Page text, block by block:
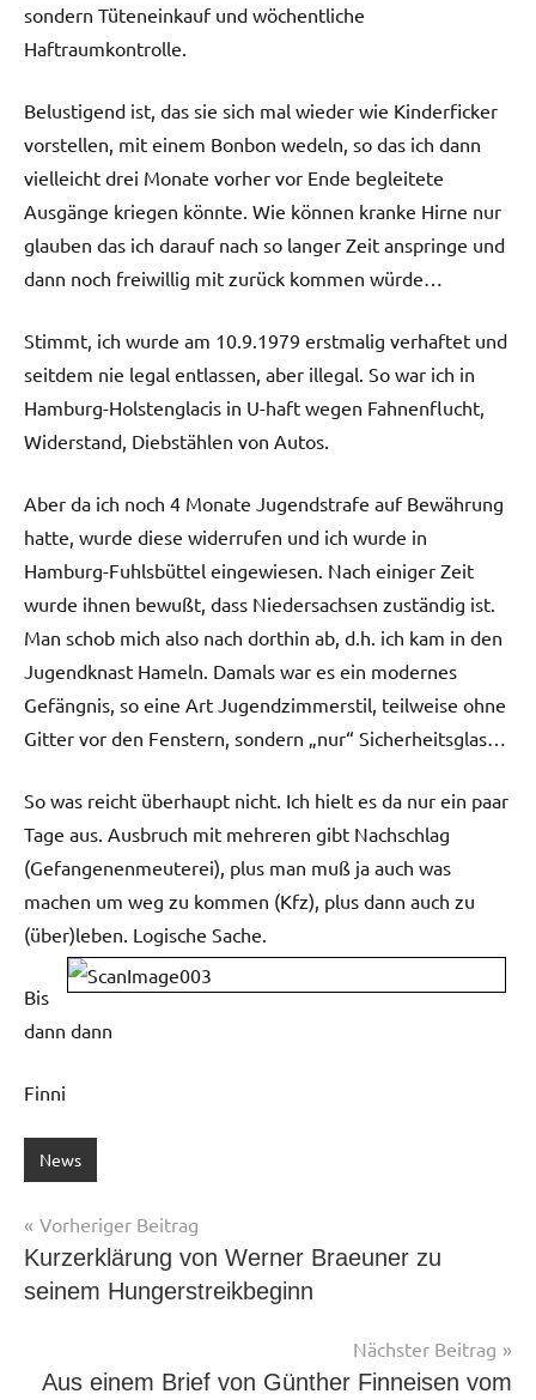
sondern Tüteneinkauf und wöchentliche
Haftraumkontrolle.
Belustigend ist, das sie sich mal wieder wie Kinderficker
vorstellen, mit einem Bonbon wedeln, so das ich dann
vielleicht drei Monate vorher vor Ende begleitete
Ausgänge kriegen könnte. Wie können kranke Hirne nur
glauben das ich darauf nach so langer Zeit anspringe und
dann noch freiwillig mit zurück kommen würde…
Stimmt, ich wurde am 10.9.1979 erstmalig verhaftet und
seitdem nie legal entlassen, aber illegal. So war ich in
Hamburg-Holstenglacis in U-haft wegen Fahnenflucht,
Widerstand, Diebstählen von Autos.
Aber da ich noch 4 Monate Jugendstrafe auf Bewährung
hatte, wurde diese widerrufen und ich wurde in
Hamburg-Fuhlsbüttel eingewiesen. Nach einiger Zeit
wurde ihnen bewußt, dass Niedersachsen zuständig ist.
Man schob mich also nach dorthin ab, d.h. ich kam in den
Jugendknast Hameln. Damals war es ein modernes
Gefängnis, so eine Art Jugendzimmerstil, teilweise ohne
Gitter vor den Fenstern, sondern „nur“ Sicherheitsglas…
So was reicht überhaupt nicht. Ich hielt es da nur ein paar
Tage aus. Ausbruch mit mehreren gibt Nachschlag
(Gefangenenmeuterei), plus man muß ja auch was
machen um weg zu kommen (Kfz), plus dann auch zu
(über)leben. Logische Sache.
Bis
dann dann
Finni
News
Beitragsnavigation
Vorheriger Beitrag
Kurzerklärung von Werner Braeuner zu
seinem Hungerstreikbeginn
Nächster Beitrag
Aus einem Brief von Günther Finneisen vom